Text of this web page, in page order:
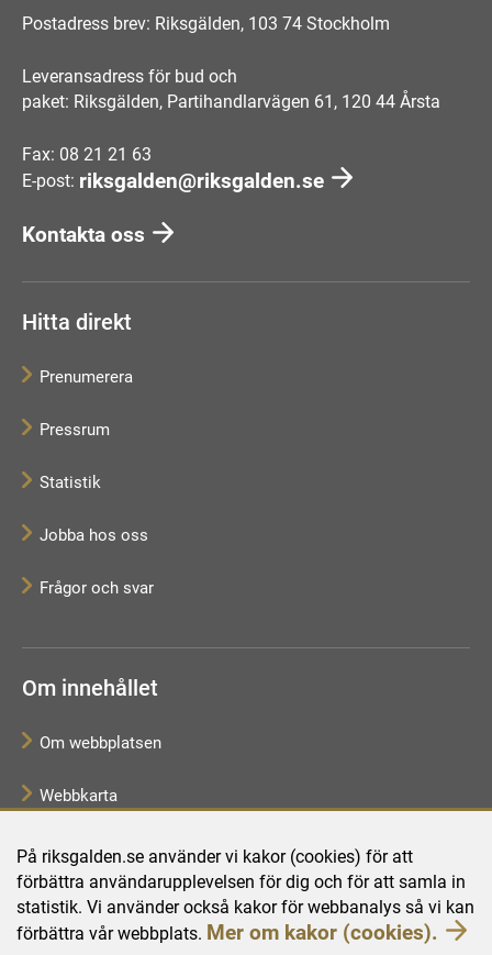
På riksgalden.se använder vi kakor (cookies) för att
förbättra användarupplevelsen för dig och för att samla in
statistik. Vi använder också kakor för webbanalys så vi kan
förbättra vår webbplats. Mer om kakor (cookies).
Postadress brev: Riksgälden, 103 74 Stockholm
Leveransadress för bud och
paket: Riksgälden, Partihandlarvägen 61, 120 44 Årsta
Fax: 08 21 21 63
E-post: riksgalden@riksgalden.se
Kontakta oss
Hitta direkt
Prenumerera
Pressrum
Statistik
Jobba hos oss
Frågor och svar
Om innehållet
Om webbplatsen
Webbkarta
Tillgänglighetsredogörelse
Behandling av personuppgifter